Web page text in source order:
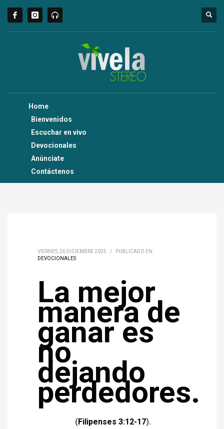
Home
Bienvenidos
Escuchar en vivo
Devocionales
Anúnciate
Contáctenos
VIERNES, 26 DICIEMBRE 2025 /
PUBLICADO EN
DEVOCIONALES
La mejor
manera de
ganar es
no
dejando
perdedores.
(Filipenses 3:12-17).